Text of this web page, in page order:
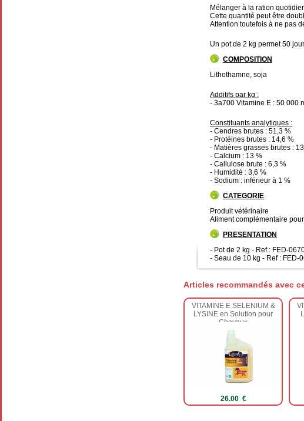
Mélanger à la ration
Cette quantité peut être
Attention toutefois à ne pas
Un pot de 2 kg permet 50
COMPOSITION
Lithothamne, soja
Additifs par kg :
- 3a700 Vitamine E : 50 000
Constituants analytiques :
- Cendres brutes : 51,3 %
- Protéines brutes : 14,6 %
- Matières grasses brutes :
- Calcium : 13 %
- Callulose brute : 6,3 %
- Humidité : 3,6 %
- Sodium : inférieur à 1 %
CATEGORIE
Produit vétérinaire
Aliment complémentaire
PRESENTATION
- Pot de 2 kg - Ref : FED-
- Seau de 10 kg - Ref : FED-
Articles recommandés avec
VITAMINE E SELENIUM &
LYSINE en Solution pour
Chevaux
26.00 €